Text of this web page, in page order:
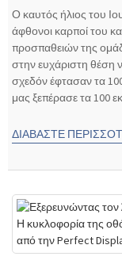
Ο καυτός ήλιος του
άφθονοι καρποί του
προσπαθειών της
στην ευχάριστη θέση
σχεδόν έφτασαν τα
μας ξεπέρασε τα 100
ΔΙΑΒΆΣΤΕ